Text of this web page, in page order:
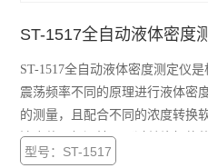
ST-1517全自动液体密度
ST-1517全自动液体密度测定仪
震荡频率不同的原理进行液体密
的测量，且配合不同的浓度转换
浓度值，如酒精，通过单片机软
数据，测试更为方便。是石油,
型号：ST-1517